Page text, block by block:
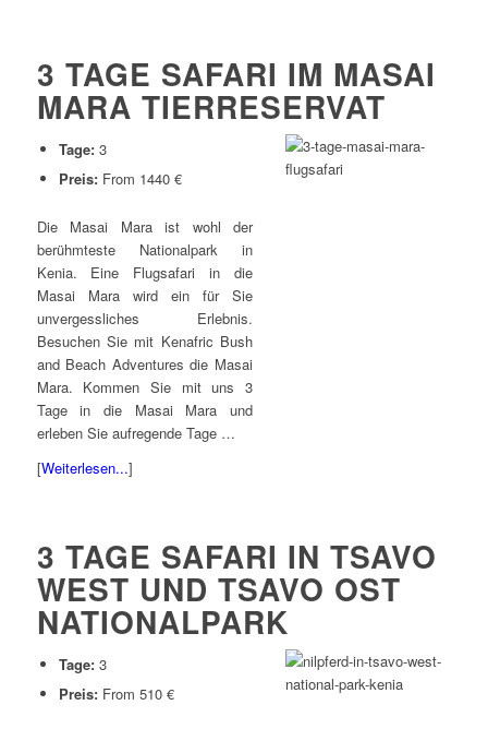
3 TAGE SAFARI IM MASAI
MARA TIERRESERVAT
Tage:3
Preis:From 1440 €
Die Masai Mara ist wohl der
berühmteste Nationalpark in
Kenia. Eine Flugsafari in die
Masai Mara wird ein für Sie
unvergessliches Erlebnis.
Besuchen Sie mit Kenafric Bush
and Beach Adventures die Masai
Mara. Kommen Sie mit uns 3
Tage in die Masai Mara und
erleben Sie aufregende Tage …
[Weiterlesen...]
3 TAGE SAFARI IN TSAVO
WEST UND TSAVO OST
NATIONALPARK
Tage:3
Preis:From 510 €